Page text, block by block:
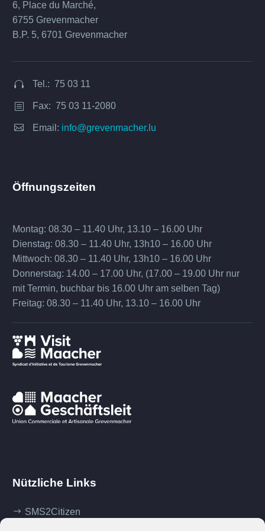
6, Place du Marché,
6755 Grevenmacher
B.P. 5, 6701 Grevenmacher

 Tel.: 75 03 11
b
b Fax: 75 03 11-2080

 Email: info@grevenmacher.lu
Öffnungszeiten
Montag: 08.30 – 11.40 Uhr, 13.10 – 16.00 Uhr
Dienstag: 08.30 – 11.40 Uhr, 13h10 – 16.00 Uhr
Mittwoch: 08.30 – 11.40 Uhr, 13h10 – 16.00 Uhr
Donnerstag: 14.00 – 17.00 Uhr, (17.00 – 19.00 Uhr nur
mit Termin, buchbar bis 16.00 Uhr am selben Tag)
Freitag: 08.30 – 11.40 Uhr, 13.10 – 16.00 Uhr
Nützliche Links
SMS2Citizen